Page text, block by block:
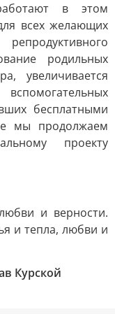
в этом
всех желающих
родильных
увеличивается
бесплатными
мы продолжаем
проекту
и верности.
и тепла, любви и
Курской